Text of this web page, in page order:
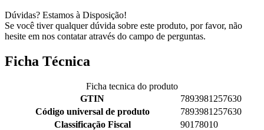
Dúvidas? Estamos à Disposição!
Se você tiver qualquer dúvida sobre este produto, por favor, não
hesite em nos contatar através do campo de perguntas.
Ficha Técnica
Ficha tecnica do produto
GTIN
7893981257630
Código universal de produto
7893981257630
Classificação Fiscal
90178010